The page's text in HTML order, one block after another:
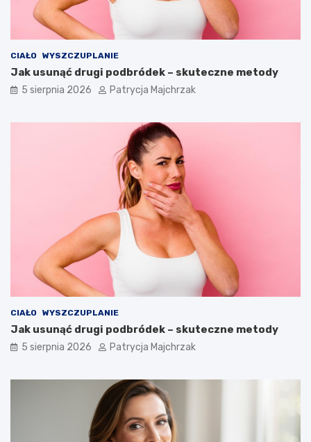
CIAŁO WYSZCZUPLANIE
Jak usunąć drugi podbródek – skuteczne metody
5 sierpnia 2026 Patrycja Majchrzak
CIAŁO WYSZCZUPLANIE
Jak usunąć drugi podbródek – skuteczne metody
5 sierpnia 2026 Patrycja Majchrzak